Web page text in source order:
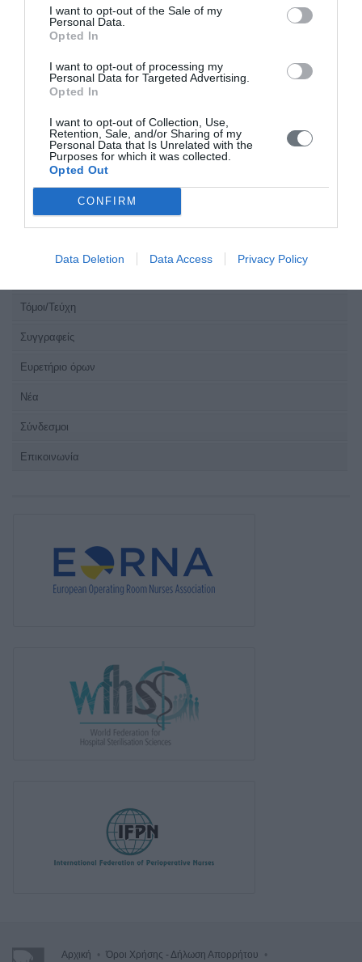
I want to opt-out of the Sale of my
Personal Data.
Opted In
I want to opt-out of processing my
Personal Data for Targeted Advertising.
Opted In
I want to opt-out of Collection, Use,
Retention, Sale, and/or Sharing of my
Personal Data that Is Unrelated with the
Purposes for which it was collected.
Opted Out
CONFIRM
Data Deletion Data Access Privacy Policy
Τρίτη, 5 Ιανουαρίου 2016
Οι κοινωνικοοικονομικές, τεχνολογικές και δημογραφικές αλλαγές
που συμβαίνουν τις τελευταίες δεκαετίες στην χώρα μας και
περιβάλλον στο οποίο βιώνεται η υγεία ενός λαού. Έτσι η ζήτηση,
των πολιτών για υπηρεσίες υγείας αυξάνει συνεχώς, ενώ οι
παρούσας εργασίας ήταν η αναφορά των προτύπων οργάνωσης
Αρχική
Καλωσόρισμα
Συντακτική Επιτροπή
Τόμοι/Τεύχη
Συγγραφείς
Ευρετήριο όρων
Νέα
Σύνδεσμοι
Επικοινωνία
Αρχική Όροι Χρήσης - Δήλωση Απορρήτου